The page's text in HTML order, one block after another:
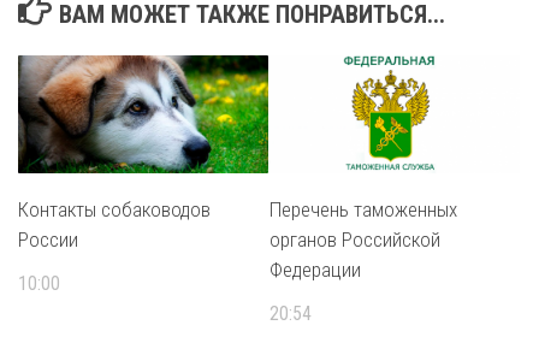
ВАМ МОЖЕТ ТАКЖЕ ПОНРАВИТЬСЯ...
Контакты собаководов
России
10:00
Перечень таможенных
органов Российской
Федерации
20:54